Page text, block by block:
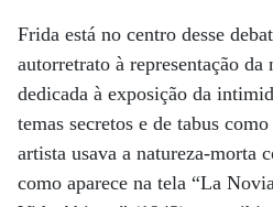
Frida está no centro desse
autorretrato à representação da
dedicada à exposição da
temas secretos e de tabus
artista usava a natureza-morta
como aparece na tela “La